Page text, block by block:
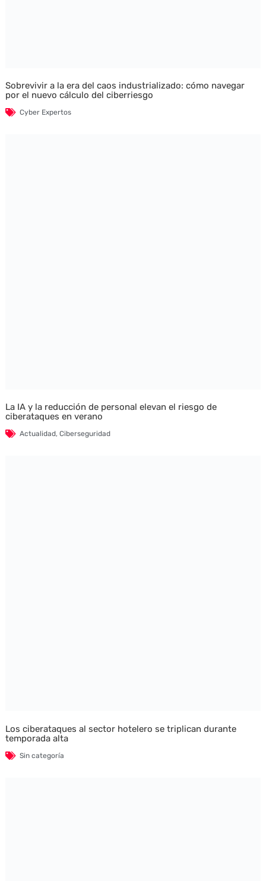
Sobrevivir a la era del caos industrializado: cómo navegar
por el nuevo cálculo del ciberriesgo
Cyber Expertos
La IA y la reducción de personal elevan el riesgo de
ciberataques en verano
Actualidad, Ciberseguridad
Los ciberataques al sector hotelero se triplican durante
temporada alta
Sin categoría